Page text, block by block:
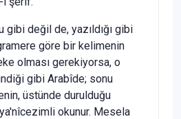
gibi değil de, yazıldığı gibi
göre bir kelimenin
olması gerekiyorsa, o
gibi Arabîde; sonu
üstünde durulduğu
okunur. Mesela